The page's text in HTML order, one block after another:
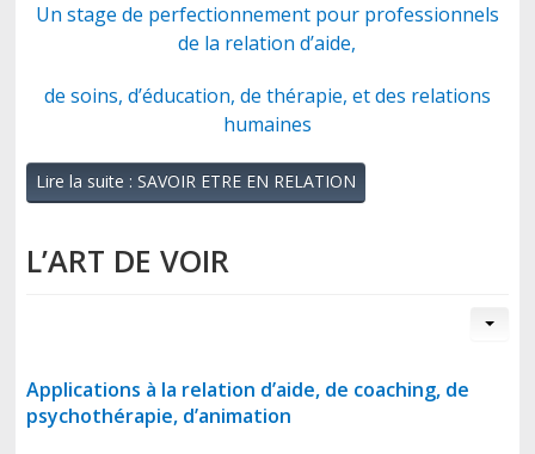
Un stage de perfectionnement pour professionnels
de la relation d’aide,
de soins, d’éducation, de thérapie, et des relations
humaines
Lire la suite : SAVOIR ETRE EN RELATION
L’ART DE VOIR
Applications à la relation d’aide, de coaching, de
psychothérapie, d’animation